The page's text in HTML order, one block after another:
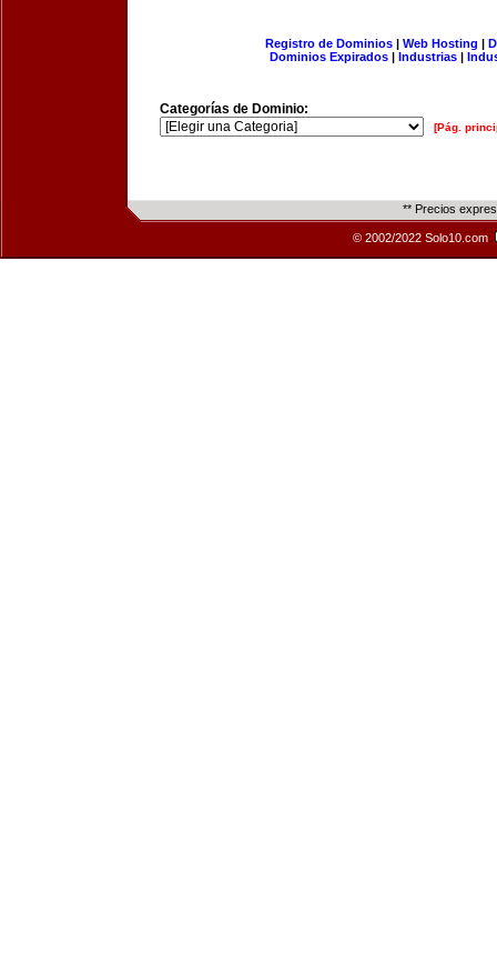
Registro de Dominios| Web Hosting |
Dominios Expirados | Industrias |
Categorías de Dominio:
[Pág.
** Precios
© 2002/2022 Solo10.com